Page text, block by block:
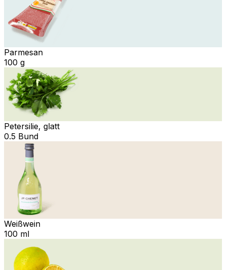
Parmesan
100 g
Petersilie, glatt
0.5 Bund
Weißwein
100 ml